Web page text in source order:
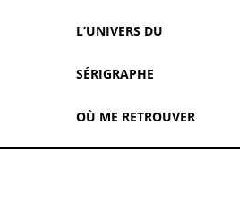
L’UNIVERS DU
SÉRIGRAPHE
OÙ ME RETROUVER